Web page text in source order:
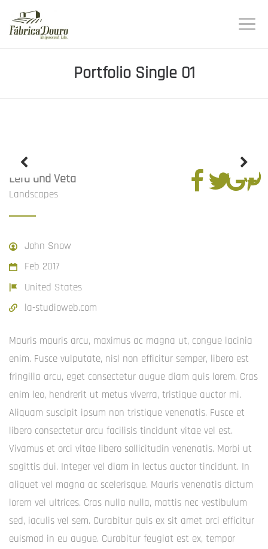
Portfolio Single 01
Lera and Veta
Landscapes
John Snow
Feb 2017
United States
la-studioweb.com
Mauris mauris arcu, maximus ac magna ut, congue lacinia
enim. Fusce vulputate, nisl non efficitur semper, libero est
fringilla arcu, eget consectetur augue diam quis lorem. Cras
enim leo, hendrerit ut metus viverra, tristique auctor mi.
Aliquam suscipit ipsum non tristique venenatis. Fusce et
libero consectetur arcu facilisis tincidunt vitae vel est.
Vivamus et orci vitae libero sollicitudin venenatis. Morbi ut
sagittis dui. Integer vel diam in lectus auctor tincidunt. In
aliquet vel magna ac scelerisque. Mauris venenatis dictum
lorem vel ultrices. Cras nulla nulla, mattis nec vestibulum
sed, iaculis vel sem. Curabitur quis ex sit amet orci efficitur
euismod in eu augue. Curabitur feugiat est ex, tempor